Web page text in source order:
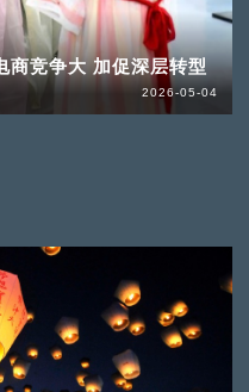
商竞争大 加促深层转型
2026-05-04